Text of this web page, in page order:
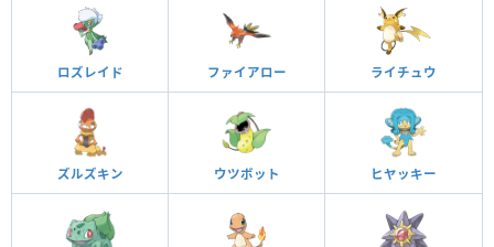
ロズレイド ファイアロー ライチュウ
ズルズキン ウツボット ヒヤッキー